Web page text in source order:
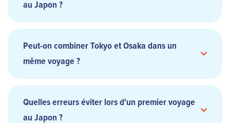
au Japon ?
Peut-on combiner Tokyo et Osaka dans un
même voyage ?
Quelles erreurs éviter lors d'un premier voyage
au Japon ?